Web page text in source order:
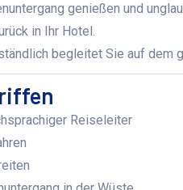
genießen und
in Ihr Hotel.
begleitet Sie auf dem
Reiseleiter